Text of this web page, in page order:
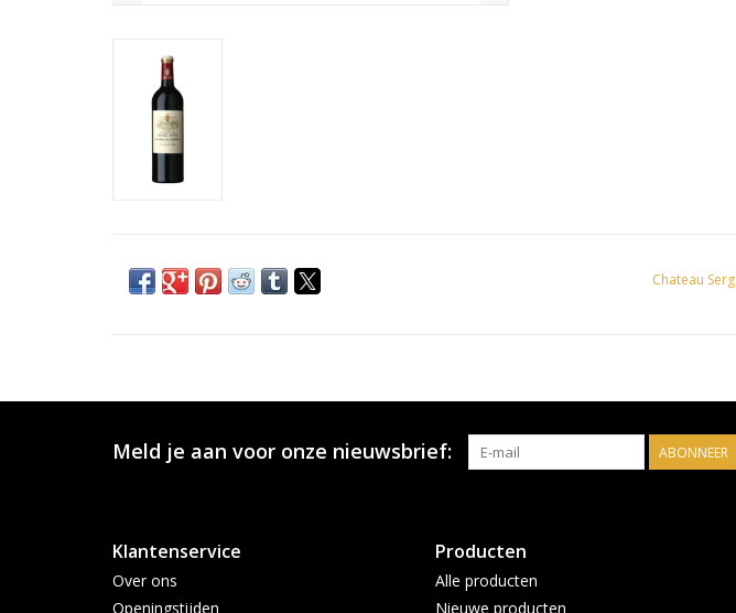
Chateau
Meld je aan voor onze nieuwsbrief: ABONNEER
Klantenservice
Over ons
Openingstijden
Producten
Alle producten
Nieuwe producten